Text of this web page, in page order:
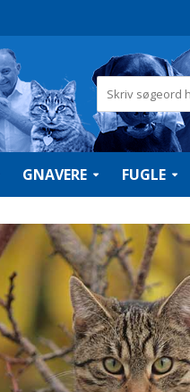
GNAVERE FUGLE